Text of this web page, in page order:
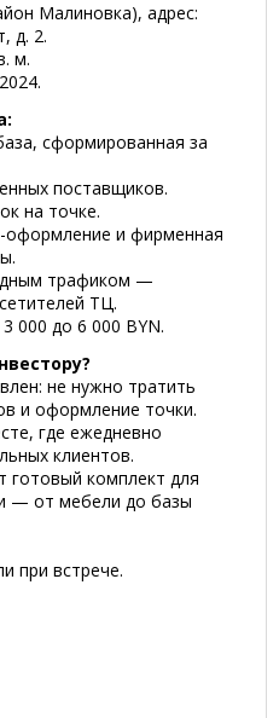
Малиновка), адрес:
д. 2.
м.
сформированная за
поставщиков.
на точке.
оформление и фирменная
трафиком —
ТЦ.
000 до 6 000 BYN.
не нужно тратить
и оформление точки.
где ежедневно
клиентов.
готовый комплект для
— от мебели до базы
при встрече.